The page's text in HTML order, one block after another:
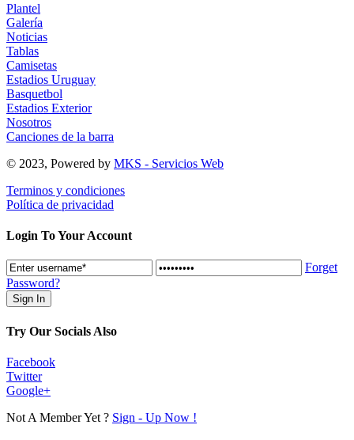
Plantel
Galería
Noticias
Tablas
Camisetas
Estadios Uruguay
Basquetbol
Estadios Exterior
Nosotros
Canciones de la barra
© 2023, Powered by MKS - Servicios Web
Terminos y condiciones
Política de privacidad
Login To Your Account
Forget
Password?
Try Our Socials Also
Facebook
Twitter
Google+
Not A Member Yet ? Sign - Up Now !